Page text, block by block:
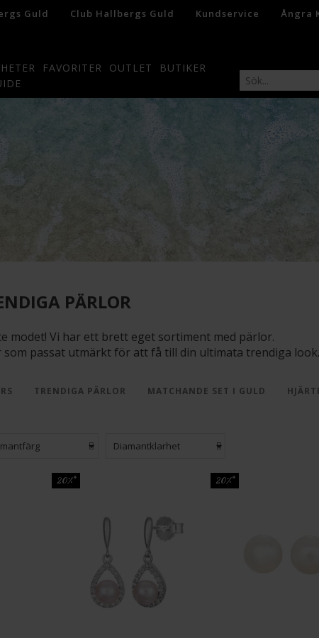
Guld Club Hallbergs Guld Kundservice Ångra
FAVORITER OUTLET
BUTIKER
PÄRLOR
modet! Vi har ett brett eget sortiment med pärlor.
passat utmärkt för att få till din ultimata trendiga look.
TRENDIGA PÄRLOR MATCHANDE SET I GULD
Diamantklarhet
20%* 20%*